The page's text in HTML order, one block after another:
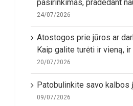
pasirinkimas, pradedant
24/07/2026
Atostogos prie jūros ar
Kaip galite turėti ir vieną, ir
20/07/2026
Patobulinkite savo kalbos
09/07/2026